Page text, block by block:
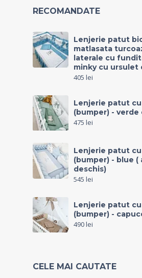
RECOMANDATE
Lenjerie patut
matlasata
laterale cu
minky cu ursulet
405 lei
Lenjerie patut
(bumper) -
475 lei
Lenjerie patut
(bumper) - blue (
deschis)
545 lei
Lenjerie patut
(bumper) -
490lei
CELE MAI CAUTATE